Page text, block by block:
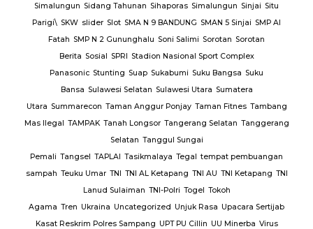
Simalungun Sidang Tahunan Sihaporas Simalungun Sinjai Situ
Parigi\ SKW slider Slot SMA N 9 BANDUNG SMAN 5 Sinjai SMP Al
Fatah SMP N 2 Gununghalu Soni Salimi Sorotan Sorotan
Berita Sosial SPRI Stadion Nasional Sport Complex
Panasonic Stunting Suap Sukabumi Suku Bangsa Suku
Bansa Sulawesi Selatan Sulawesi Utara Sumatera
Utara Summarecon Taman Anggur Ponjay Taman Fitnes Tambang
Mas Ilegal TAMPAK Tanah Longsor Tangerang Selatan Tanggerang
Selatan Tanggul Sungai
Pemali Tangsel TAPLAI Tasikmalaya Tegal tempat pembuangan
sampah Teuku Umar TNI TNI AL Ketapang TNI AU TNI Ketapang TNI
Lanud Sulaiman TNI-Polri Togel Tokoh
Agama Tren Ukraina Uncategorized Unjuk Rasa Upacara Sertijab
Kasat Reskrim Polres Sampang UPT PU Cillin UU Minerba Virus